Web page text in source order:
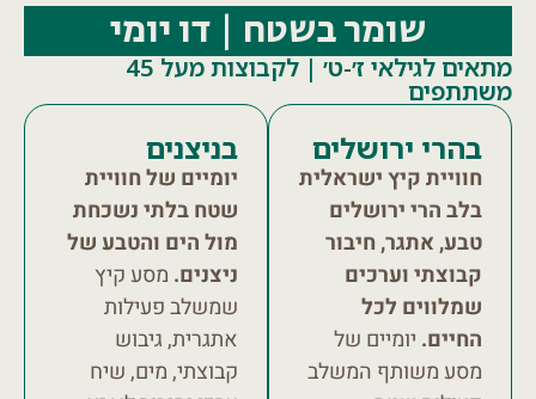
שומר בשטח | דו יומי
מתאים לגילאי ז׳-ט׳ | לקבוצות מעל 45
בהרי ירושלים
חוויית קיץ ישראלית
בלב הרי ירושלים
טבע, אתגר, חיבור
קבוצתי וערכים
שמלווים לכל
החיים.יומיים של
מסע משותף המשלב
בניצנים
יומיים של חוויית
שטח בלתי נשכחת
מול הים והטבע של
ניצנים.מסע קיץ
שמשלב פעילות
אתגרית, גיבוש
קבוצתי, מים, שיח